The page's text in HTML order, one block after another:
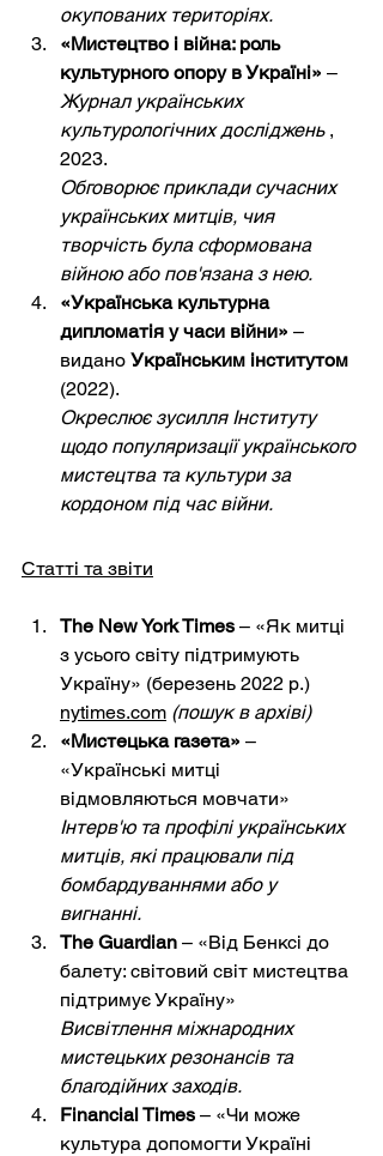
окупованих територіях.
«Мистецтво і війна: роль
культурного опору в Україні» –
Журнал українських
культурологічних досліджень ,
2023.
Обговорює приклади сучасних
українських митців, чия
творчість була сформована
війною або пов'язана з нею.
«Українська культурна
дипломатія у часи війни» –
видано Українським інститутом
(2022).
Окреслює зусилля Інституту
щодо популяризації українського
мистецтва та культури за
кордоном під час війни.
Статті та звіти
The New York Times – «Як митці
з усього світу підтримують
Україну» (березень 2022 р.)
nytimes.com (пошук в архіві)
«Мистецька газета» –
«Українські митці
відмовляються мовчати»
Інтерв'ю та профілі українських
митців, які працювали під
бомбардуваннями або у
вигнанні.
The Guardian – «Від Бенксі до
балету: світовий світ мистецтва
підтримує Україну»
Висвітлення міжнародних
мистецьких резонансів та
благодійних заходів.
Financial Times – «Чи може
культура допомогти Україні